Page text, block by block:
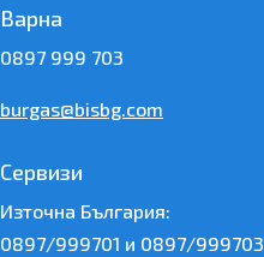
Варна
0897 999 703
burgas@bisbg.com
Сервизи
Източна България:
0897/999701 и 0897/999703